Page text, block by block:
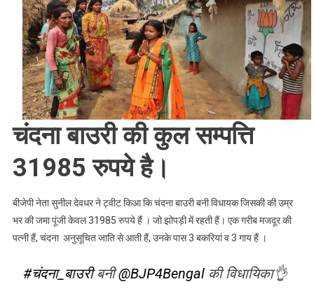
:
बीजेपी
बकरी
वाली
पश्चिम
बंगाल
की
खबर
।।
Web
चंदना बाउरी की कुल सम्पत्ति
31985 रुपये है।
बीजेपी नेता सुनील देवधर ने ट्वीट किआ कि चंदना बाउरी बनी विधायक जिसकी की उम्र
भर की जमा पूंजी केवल 31985 रुपये हैं । जो झोपड़ी में रहती हैं। एक गरीब मजदूर की
पत्नी हैं, चंदना अनुसूचित जाति से आती हैं, उनके पास 3 बकरियां व 3 गाय हैं ।
#चंदना_बाउरीबनी@BJP4Bengalकी विधायिका👌